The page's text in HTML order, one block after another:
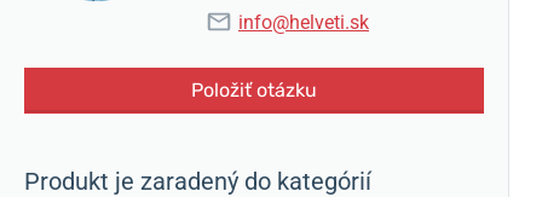
info@helveti.sk
Položiť otázku
Produkt je zaradený do kategórií